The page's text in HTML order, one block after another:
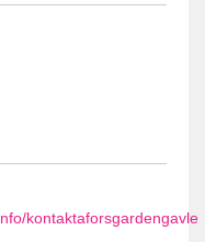
kontaktaforsgardengavle